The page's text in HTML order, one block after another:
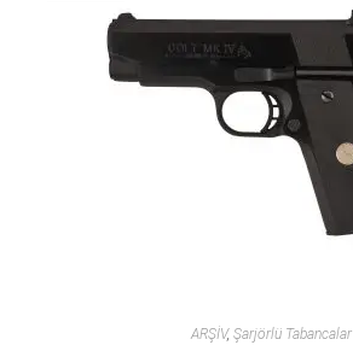
ARŞİV, Şarjörlü Tabancalar